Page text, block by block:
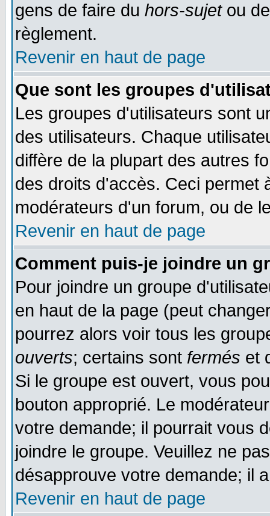
gens de faire du hors-sujetou
règlement.
Revenir en haut de page
Que sont les groupes
Les groupes d'utilisateurs sont
des utilisateurs. Chaque
diffère de la plupart des autres
des droits d'accès. Ceci permet
modérateurs d'un forum, ou de
Revenir en haut de page
Comment puis-je joindre un
Pour joindre un groupe
en haut de la page (peut
pourrez alors voir tous les
ouverts; certains sont fermés et
Si le groupe est ouvert, vous
bouton approprié. Le
votre demande; il pourrait vous
joindre le groupe. Veuillez ne
désapprouve votre demande; il
Revenir en haut de page